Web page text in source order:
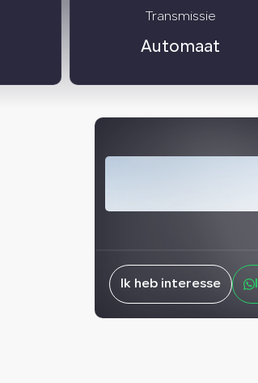
Transmissie
Automaat
Ik heb interesse